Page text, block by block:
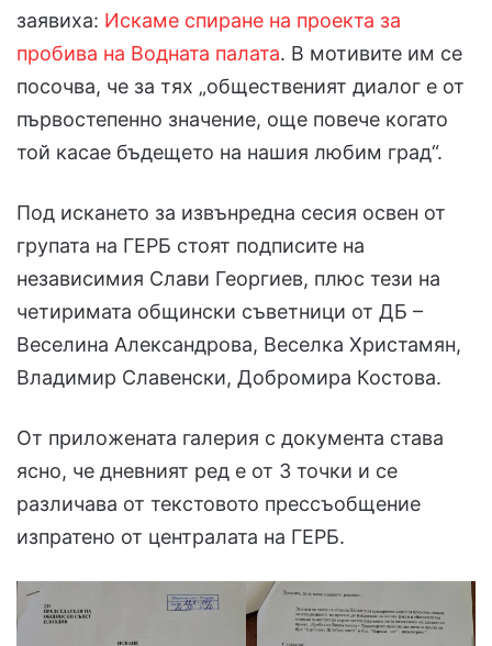
заявиха: Искаме спиране на проекта за
пробива на Водната палата. В мотивите им се
посочва, че за тях „общественият диалог е от
първостепенно значение, още повече когато
той касае бъдещето на нашия любим град“.
Под искането за извънредна сесия освен от
групата на ГЕРБ стоят подписите на
независимия Слави Георгиев, плюс тези на
четиримата общински съветници от ДБ –
Веселина Александрова, Веселка Христамян,
Владимир Славенски, Добромира Костова.
От приложената галерия с документа става
ясно, че дневният ред е от 3 точки и се
различава от текстовото прессъобщение
изпратено от централата на ГЕРБ.